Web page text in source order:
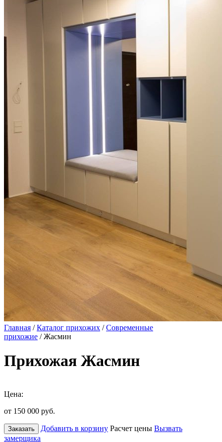
Главная /Каталог прихожих /Современные
прихожие / Жасмин
Прихожая Жасмин
Цена:
от 150 000 руб.
Заказать Добавить в корзину Расчет цены Вызвать
замерщика